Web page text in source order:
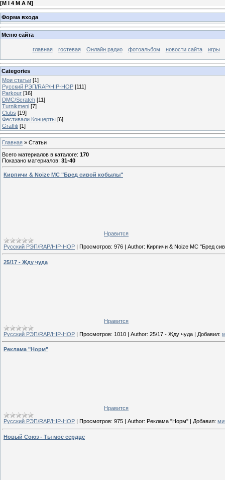
[M I 4 M A N]
Форма входа
Меню сайта
главная гостевая Онлайн радио фотоальбом новости сайта игры
Categories
Мои статьи [1]
Русский РЭП/RAP/HIP-HOP [111]
Parkour [16]
DMC/Scratch [11]
Turnikmeni [7]
Clubs [19]
Фестивали.Концерты [6]
Graffiti [1]
Главная » Статьи
Всего материалов в каталоге: 170
Показано материалов: 31-40
Кирпичи & Noize MC "Бред сивой кобылы"
Нравится
Русский РЭП/RAP/HIP-HOP | Просмотров: 976 | Author: Кирпичи & Noize MC "Бред
25/17 - Жду чуда
Нравится
Русский РЭП/RAP/HIP-HOP | Просмотров: 1010 | Author: 25/17 - Жду чуда | Добавил:
Реклама "Норм"
Нравится
Русский РЭП/RAP/HIP-HOP Просмотров: 975 Author: Реклама "Норм" Добавил:
Новый Союз - Ты моё сердце